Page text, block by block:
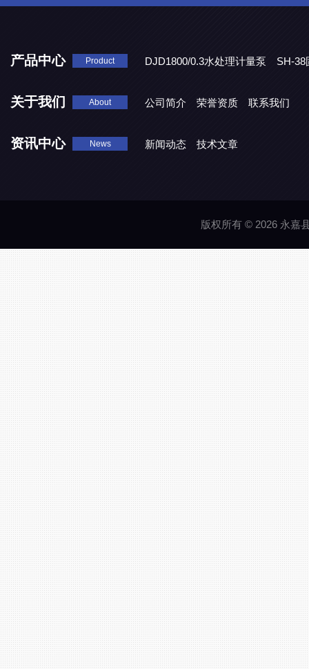
产品中心 Product DJD1800/0.3水处理计量泵
SH-38
关于我们 About 公司简介 荣誉资质 联系我们
资讯中心 News 新闻动态 技术文章
版权所有 © 2026 永嘉